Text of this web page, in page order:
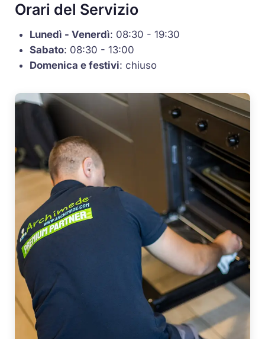
Orari del Servizio
Lunedì - Venerdì: 08:30 - 19:30
Sabato: 08:30 - 13:00
Domenica e festivi: chiuso